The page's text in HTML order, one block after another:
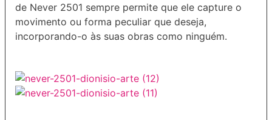
de Never 2501 sempre permite que ele capture o
movimento ou forma peculiar que deseja,
incorporando-o às suas obras como ninguém.